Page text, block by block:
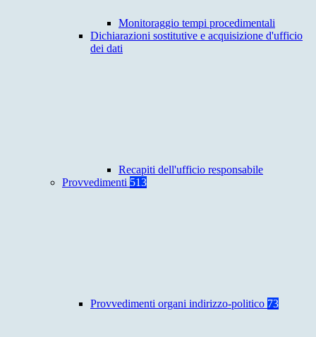
Monitoraggio tempi procedimentali
Dichiarazioni sostitutive e acquisizione d'ufficio
dei dati
Recapiti dell'ufficio responsabile
Provvedimenti 513
Provvedimenti organi indirizzo-politico 73